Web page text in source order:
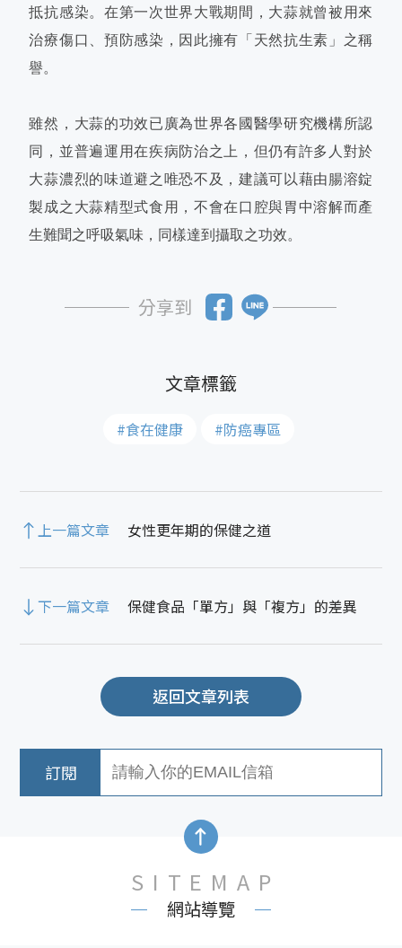
抵抗感染。在第一次世界大戰期間，大蒜就曾被用來
治療傷口、預防感染，因此擁有「天然抗生素」之稱
譽。
雖然，大蒜的功效已廣為世界各國醫學研究機構所認
同，並普遍運用在疾病防治之上，但仍有許多人對於
大蒜濃烈的味道避之唯恐不及，建議可以藉由腸溶錠
製成之大蒜精型式食用，不會在口腔與胃中溶解而產
生難聞之呼吸氣味，同樣達到攝取之功效。
分享到
#食在健康 #防癌專區
上一篇文章 女性更年期的保健之道
下一篇文章 保健食品「單方」與「複方」的差異
返回文章列表
SITEMAP
網站導覽